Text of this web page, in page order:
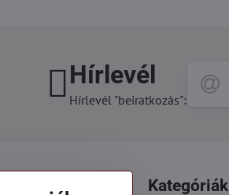
Hírlevél
Hírlevél "beiratkozás":
Kategóriák